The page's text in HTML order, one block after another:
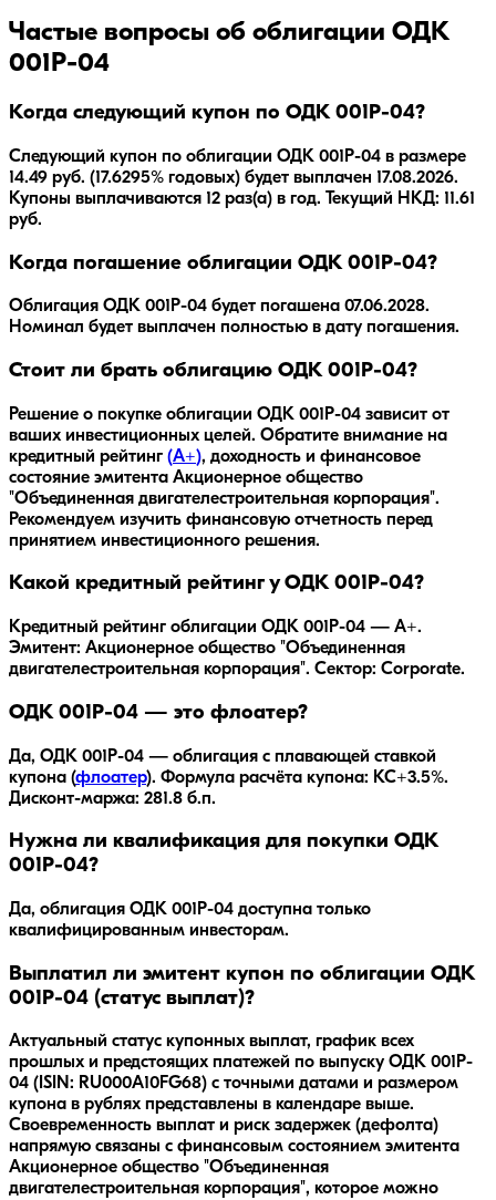
Частые вопросы об облигации ОДК
001P-04
Когда следующий купон по ОДК 001P-04?
Следующий купон по облигации ОДК 001P-04 в размере
14.49 руб. (17.6295% годовых) будет выплачен 17.08.2026.
Купоны выплачиваются 12 раз(а) в год. Текущий НКД: 11.61
руб.
Когда погашение облигации ОДК 001P-04?
Облигация ОДК 001P-04 будет погашена 07.06.2028.
Номинал будет выплачен полностью в дату погашения.
Стоит ли брать облигацию ОДК 001P-04?
Решение о покупке облигации ОДК 001P-04 зависит от
ваших инвестиционных целей. Обратите внимание на
кредитный рейтинг (A+), доходность и финансовое
состояние эмитента Акционерное общество
"Объединенная двигателестроительная корпорация".
Рекомендуем изучить финансовую отчетность перед
принятием инвестиционного решения.
Какой кредитный рейтинг у ОДК 001P-04?
Кредитный рейтинг облигации ОДК 001P-04 — A+.
Эмитент: Акционерное общество "Объединенная
двигателестроительная корпорация". Сектор: Corporate.
ОДК 001P-04 — это флоатер?
Да, ОДК 001P-04 — облигация с плавающей ставкой
купона (флоатер). Формула расчёта купона: КС+3.5%.
Дисконт-маржа: 281.8 б.п.
Нужна ли квалификация для покупки ОДК
001P-04?
Да, облигация ОДК 001P-04 доступна только
квалифицированным инвесторам.
Выплатил ли эмитент купон по облигации ОДК
001P-04 (статус выплат)?
Актуальный статус купонных выплат, график всех
прошлых и предстоящих платежей по выпуску ОДК 001P-
04 (ISIN: RU000A10FG68) с точными датами и размером
купона в рублях представлены в календаре выше.
Своевременность выплат и риск задержек (дефолта)
напрямую связаны с финансовым состоянием эмитента
Акционерное общество "Объединенная
двигателестроительная корпорация", которое можно